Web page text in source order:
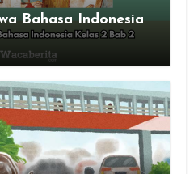
Bahasa Indonesia